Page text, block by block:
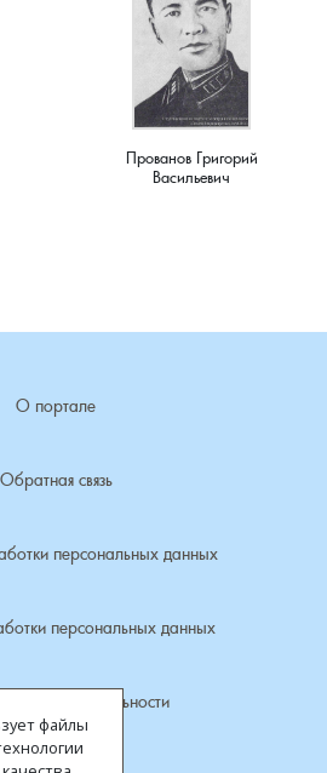
файлы
Прованов Григорий
Васильевич
О портале
Обратная связь
персональных данных
персональных данных
конфиденциальности